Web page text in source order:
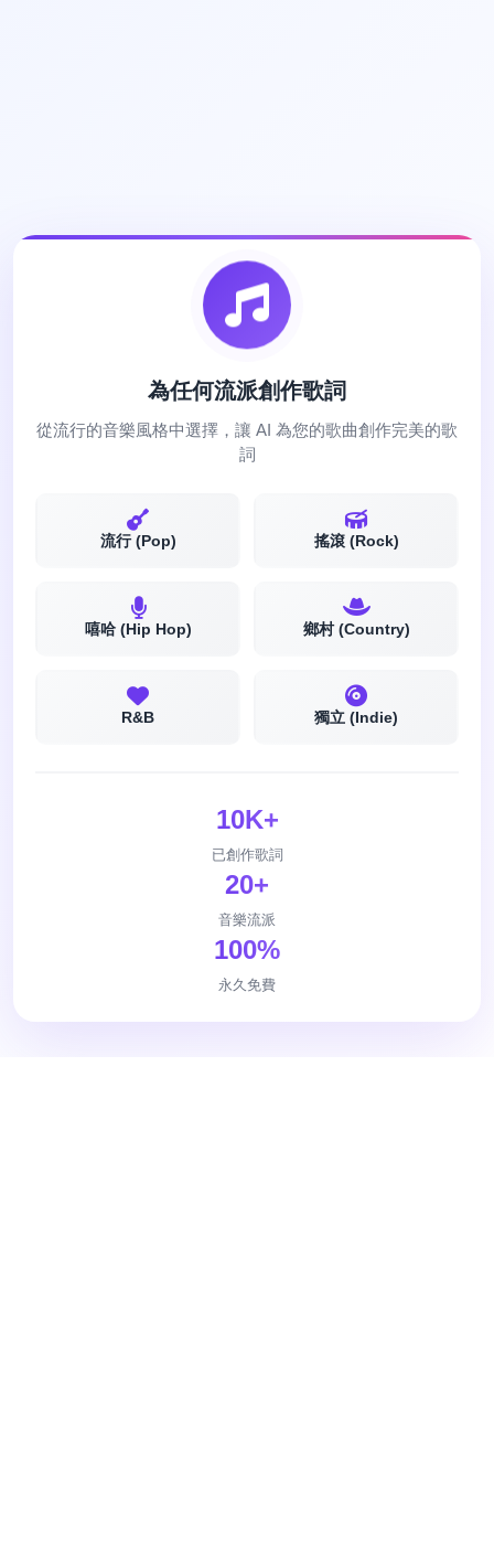
為任何流派創作歌詞
從流行的音樂風格中選擇，讓 AI 為您的歌曲創作完美的歌
詞
流行 (Pop) 搖滾 (Rock)
嘻哈 (Hip Hop) 鄉村 (Country)
R&B 獨立 (Indie)
10K+
已創作歌詞
20+
音樂流派
100%
永久免費